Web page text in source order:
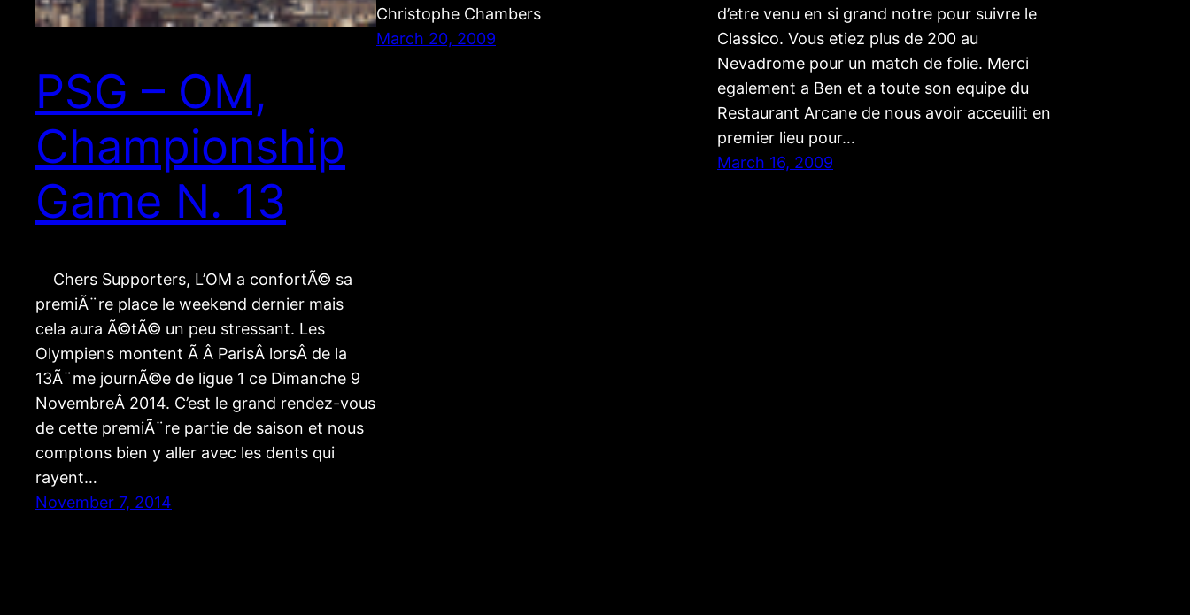
PSG – OM,
Championship
Game N. 13
Chers Supporters, L’OM a confortÃ© sa
premiÃ¨re place le weekend dernier mais
cela aura Ã©tÃ© un peu stressant. Les
Olympiens montent Ã Â ParisÂ lorsÂ de la
13Ã¨me journÃ©e de ligue 1 ce Dimanche 9
NovembreÂ 2014. C’est le grand rendez-vous
de cette premiÃ¨re partie de saison et nous
comptons bien y aller avec les dents qui
rayent…
November 7, 2014
Christophe Chambers
March 20, 2009
d’etre venu en si grand notre pour suivre le
Classico. Vous etiez plus de 200 au
Nevadrome pour un match de folie. Merci
egalement a Ben et a toute son equipe du
Restaurant Arcane de nous avoir acceuilit en
premier lieu pour…
March 16, 2009